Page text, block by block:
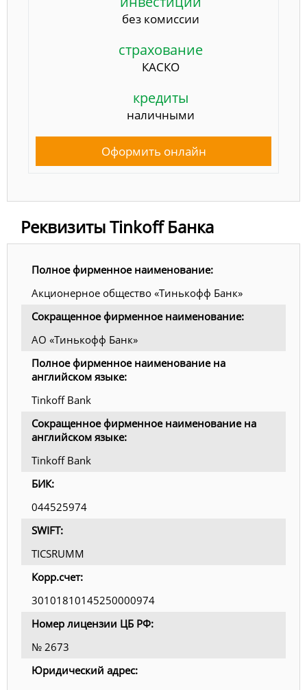
без комиссии
страхование
КАСКО
кредиты
наличными
Оформить онлайн
Реквизиты Tinkoff Банка
Полное фирменное наименование:
Акционерное общество «Тинькофф Банк»
Сокращенное фирменное наименование:
АО «Тинькофф Банк»
Полное фирменное наименование на
английском языке:
Tinkoff Bank
Сокращенное фирменное наименование на
английском языке:
Tinkoff Bank
БИК:
044525974
SWIFT:
TICSRUMM
Корр.счет:
30101810145250000974
Номер лицензии ЦБ РФ:
№ 2673
Юридический адрес: